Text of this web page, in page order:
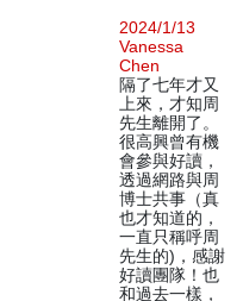
2024/1/13
Vanessa
Chen
隔了七年才又
上來，才知周
先生離開了。
很高興曾有機
會參與好讀，
透過網路與周
博士共事（真
也才知道的，
一直只稱呼周
先生的)，感謝
好讀團隊！也
和過去一樣，